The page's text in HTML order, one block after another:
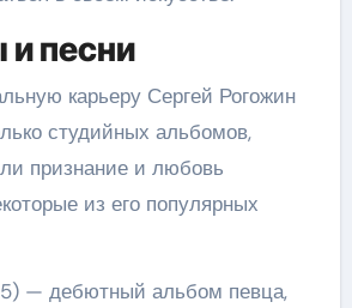
песни
карьеру Сергей Рогожин
студийных альбомов,
признание и любовь
из его популярных
— дебютный альбом певца,